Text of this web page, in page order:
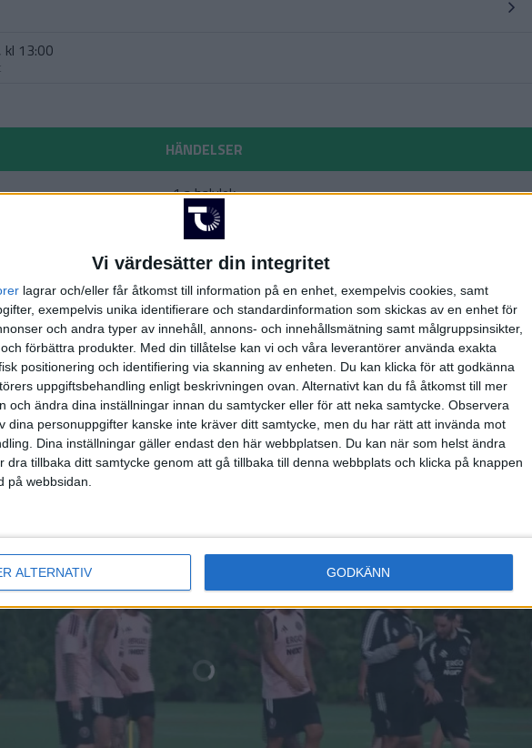
Vi värdesätter din integritet
lagrar och/eller får åtkomst till information på en enhet, exempelvis cookies, samt
exempelvis unika identifierare och standardinformation som skickas av en enhet för
och andra typer av innehåll, annons- och innehållsmätning samt målgruppsinsikter,
förbättra produkter. Med din tillåtelse kan vi och våra leverantörer använda exakta
positionering och identifiering via skanning av enheten. Du kan klicka för att godkänna
uppgiftsbehandling enligt beskrivningen ovan. Alternativt kan du få åtkomst till mer
och ändra dina inställningar innan du samtycker eller för att neka samtycke. Observera
dina personuppgifter kanske inte kräver ditt samtycke, men du har rätt att invända mot
Dina inställningar gäller endast den här webbplatsen. Du kan när som helst ändra
dra tillbaka ditt samtycke genom att gå tillbaka till denna webbplats och klicka på knappen
på webbsidan.
ALTERNATIV GODKÄNN
13:00
HÄNDELSER
1:a halvlek
L. Magnus Gasser
39 min
2:a halvlek
63 min